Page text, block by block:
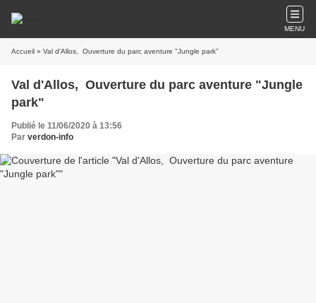
MENU
Accueil » Val d'Allos, Ouverture du parc aventure "Jungle park"
Val d'Allos, Ouverture du parc aventure "Jungle
park"
Publié le 11/06/2020 à 13:56
Par verdon-info